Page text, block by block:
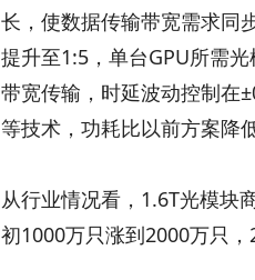
长，使数据传输带宽需求同
提升至1:5，单台GPU所需
带宽传输，时延波动控制在
等技术，功耗比以前方案降
从行业情况看，1.6T光模块
初1000万只涨到2000万只